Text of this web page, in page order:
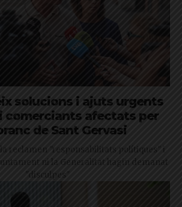
solucions i ajuts urgents
comerciants afectats per
de Sant Gervasi
reclamen "responsabilitats polítiques" i
ni la Generalitat hagin demanat
"disculpes"